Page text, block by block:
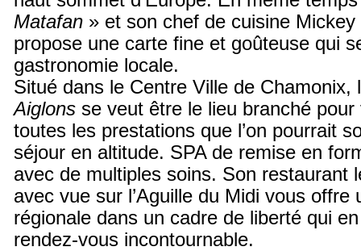
Matafan » et son chef de cuisine
propose une carte fine et goûteuse qui
gastronomie locale.
Situé dans le Centre Ville de Chamonix,
Aiglons se veut être le lieu branché
toutes les prestations que l’on pourrait
séjour en altitude. SPA de remise en
avec de multiples soins. Son restaurant
avec vue sur l’Aguille du Midi vous offre
régionale dans un cadre de liberté qui
rendez-vous incontournable.